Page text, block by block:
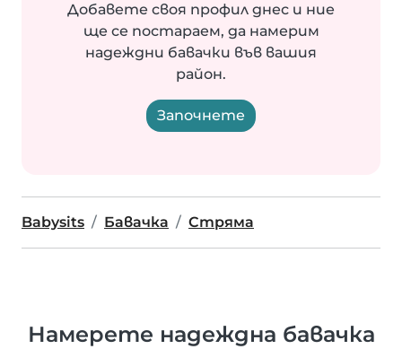
Добавете своя профил днес и ние
ще се постараем, да намерим
надеждни бавачки във вашия
район.
Започнете
Babysits Бавачка Стряма
Намерете надеждна бавачка